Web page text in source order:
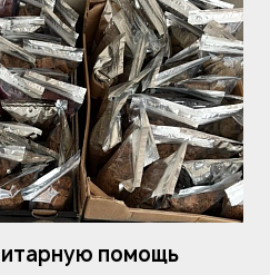
помощь